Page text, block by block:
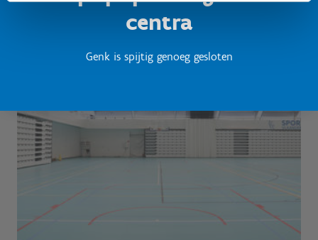
centra
Genk is spijtig genoeg gesloten